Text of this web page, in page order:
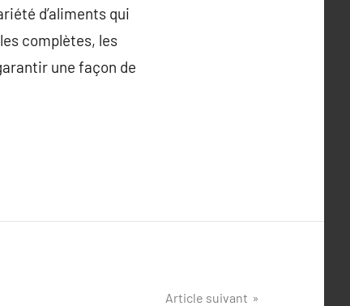
d’aliments qui
complètes, les
une façon de
Article suivant